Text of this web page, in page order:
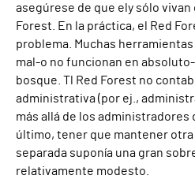
asegúrese de que el y sólo vivan
Forest. En la práctica, el Red F
problema. Muchas
mal -o no funcionan en absoluto-
bosque . T Red Forest no
administrativa (por ej. ,
más allá de los
último, tener que mantener
separada suponía una gran
relativamente modesto.